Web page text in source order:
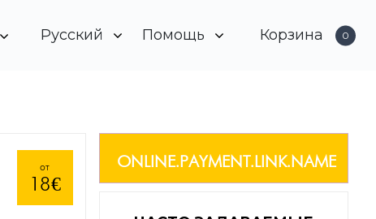
Русский
Deutsch
Помощь
Как это работает?
Корзина 0
от
18 €
ONLINE.PAYMENT.LINK.NAME